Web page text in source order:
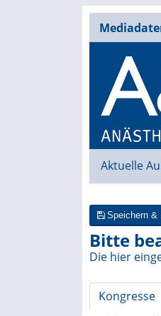
Aktuelle
Speichern &
Bitte
Die hier
Kongresse